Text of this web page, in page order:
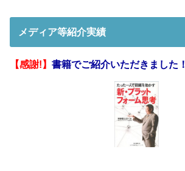
メディア等紹介実績
【感謝!】書籍でご紹介いただきました！